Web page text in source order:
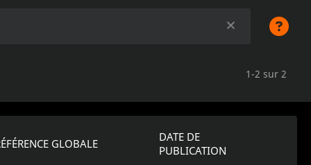
1-2 sur 2
GLOBALE
DATE DE
PUBLICATION